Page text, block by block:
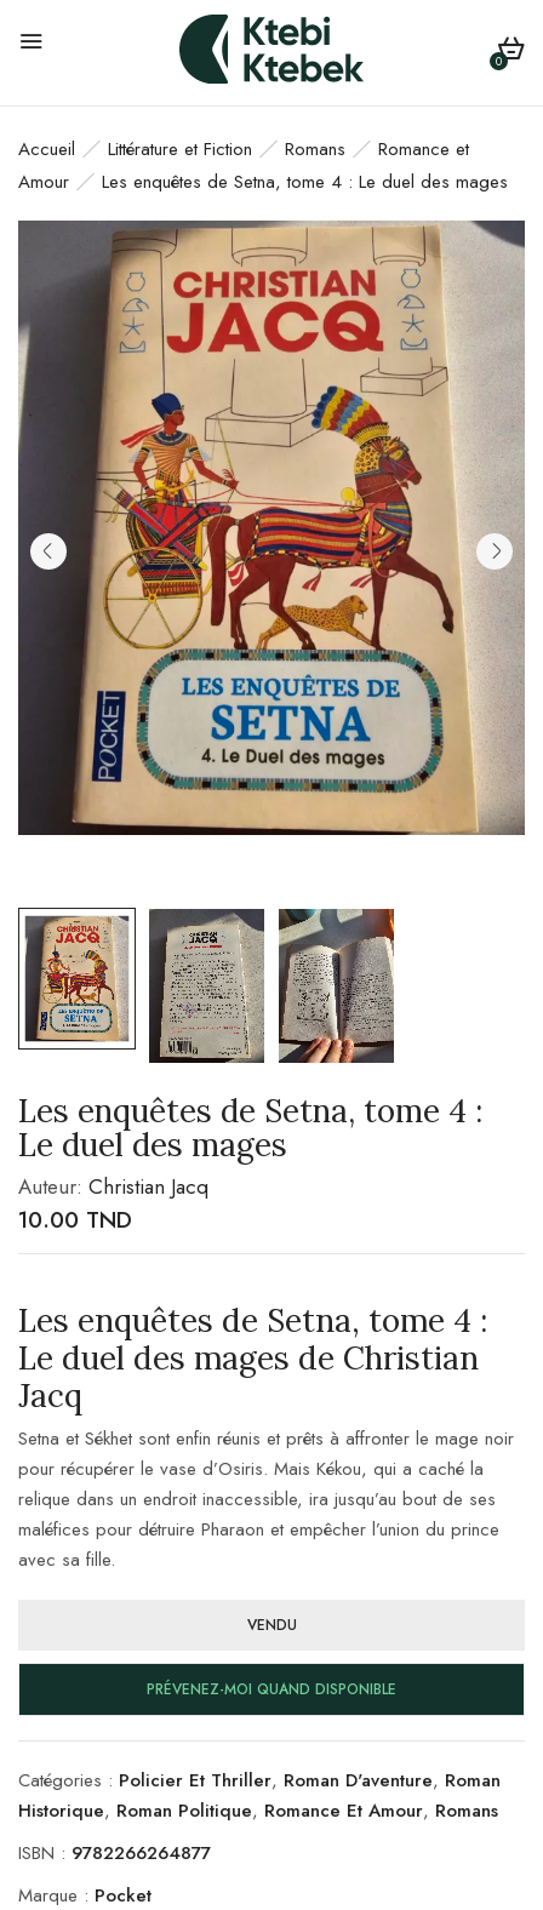
0
Accueil Littérature et Fiction Romans
Romance et
Amour
Les enquêtes de Setna, tome 4 : Le duel des mages
Les enquêtes de Setna, tome 4 :
Le duel des mages
Auteur: Christian Jacq
10.00 TND
Les enquêtes de Setna, tome 4 :
Le duel des mages de Christian
Jacq
Setna et Sékhet sont enfin réunis et prêts à affronter le mage noir
pour récupérer le vase d’Osiris. Mais Kékou, qui a caché la
relique dans un endroit inaccessible, ira jusqu’au bout de ses
maléfices pour détruire Pharaon et empêcher l’union du prince
avec sa fille.
VENDU
PRÉVENEZ-MOI QUAND DISPONIBLE
Catégories : Policier Et Thriller, Roman D'aventure, Roman
Historique, Roman Politique, Romance Et Amour, Romans
ISBN : 9782266264877
Marque : Pocket